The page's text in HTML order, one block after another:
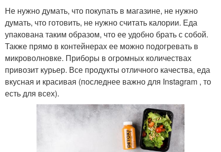
Не нужно думать, что покупать в магазине, не нужно
думать, что готовить, не нужно считать калории. Еда
упакована таким образом, что ее удобно брать с собой.
Также прямо в контейнерах ее можно подогревать в
микроволновке. Приборы в огромных количествах
привозит курьер. Все продукты отличного качества, еда
вкусная и красивая (последнее важно для Instagram , то
есть для всех).